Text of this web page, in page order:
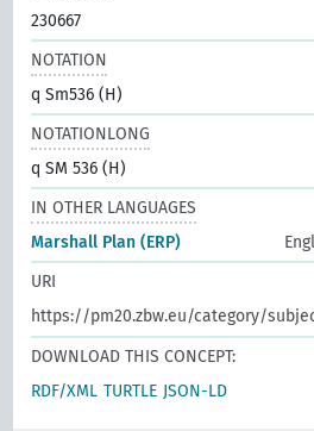
230667
NOTATION
q Sm536 (H)
NOTATIONLONG
q SM 536 (H)
IN OTHER LANGUAGES
Marshall Plan (ERP)
URI
https://pm20.zbw.eu/category/
DOWNLOAD THIS CONCEPT:
RDF/XML TURTLE JSON-LD